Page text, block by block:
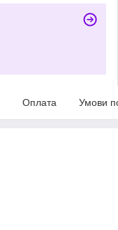
Оплата Умови